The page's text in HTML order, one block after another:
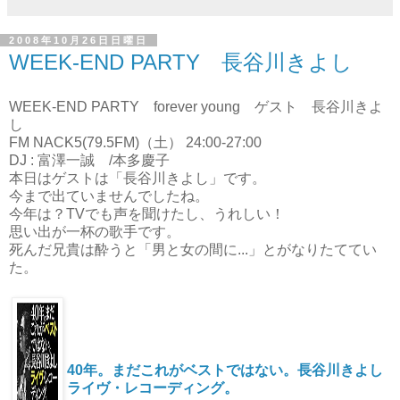
2008年10月26日日曜日
WEEK-END PARTY 長谷川きよし
WEEK-END PARTY forever young ゲスト 長谷川きよ
し
FM NACK5(79.5FM)（土） 24:00-27:00
DJ : 富澤一誠 /本多慶子
本日はゲストは「長谷川きよし」です。
今まで出ていませんでしたね。
今年は？TVでも声を聞けたし、うれしい！
思い出が一杯の歌手です。
死んだ兄貴は酔うと「男と女の間に...」とがなりたててい
た。
40年。まだこれがベストではない。長谷川きよし
ライヴ・レコーディング。